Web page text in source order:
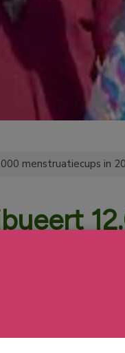
menstruatiecups in